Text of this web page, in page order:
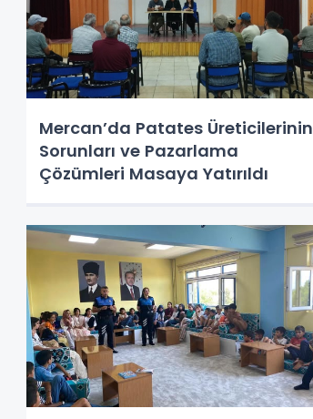
Mercan’da Patates Üreticilerinin
Sorunları ve Pazarlama
Çözümleri Masaya Yatırıldı